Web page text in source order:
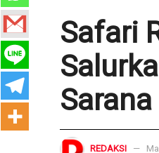
Safari
REDAKSI